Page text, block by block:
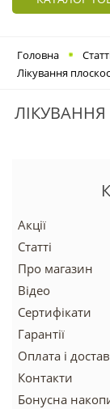
Головна
Лікування
Акції
Статті
Про магазин
Відео
Сертифікати
Гарантії
Оплата і
Контакти
Бонусна